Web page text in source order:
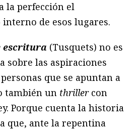
la perfección el
de esos lugares.
escritura (Tusquets) no es
sobre las aspiraciones
que se apuntan a
también un thrillercon
Porque cuenta la historia
que, ante la repentina